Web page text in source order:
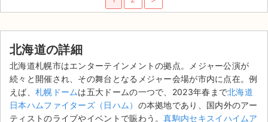
北海道の詳細
北海道札幌市はエンターテインメントの拠点。メジャー公演が
続々と開催され、その舞台となるメジャー会場が市内に点在。例
えば、 札幌ドームは五大ドームの一つで、2023年春まで北海道
日本ハムファイターズ（日ハム） の本拠地であり、国内外のアー
ティストのライブやイベントで賑わう。真駒内セキスイハイムア